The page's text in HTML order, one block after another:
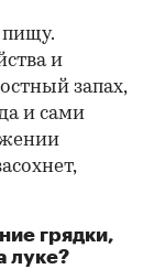
пищу.
и
запах,
и сами
грядки,
луке?